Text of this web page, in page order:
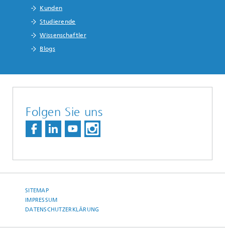
Kunden
Studierende
Wissenschaftler
Blogs
Folgen Sie uns
SITEMAP
IMPRESSUM
DATENSCHUTZERKLÄRUNG